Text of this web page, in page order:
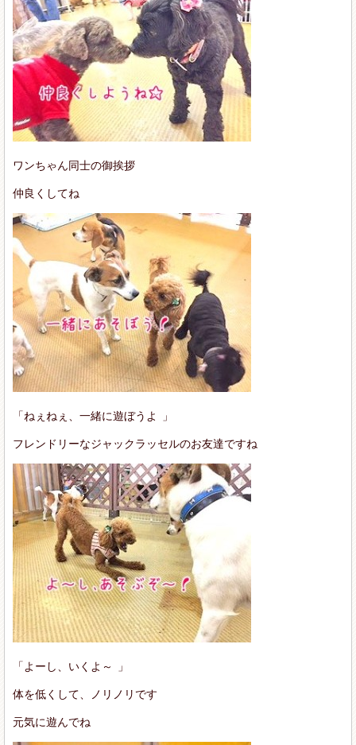
ワンちゃん同士の御挨拶
仲良くしてね
「ねぇねぇ、一緒に遊ぼうよ 」
フレンドリーなジャックラッセルのお友達ですね
「よーし、いくよ～ 」
体を低くして、ノリノリです
元気に遊んでね